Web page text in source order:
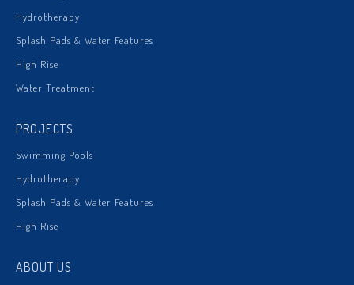
Hydrotherapy
Splash Pads & Water Features
High Rise
Water Treatment
PROJECTS
Swimming Pools
Hydrotherapy
Splash Pads & Water Features
High Rise
ABOUT US